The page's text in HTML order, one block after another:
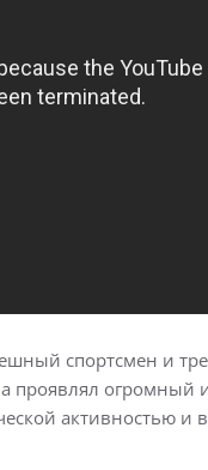
спортсмен и
проявлял огромный
активностью и